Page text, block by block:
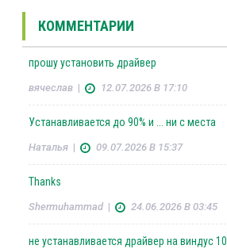
КОММЕНТАРИИ
прошу установить драйвер
вячеслав| 12.07.2026 В 17:10
Устанавливается до 90% и ... ни с места
Наталья| 09.07.2026 В 15:37
Thanks
Shermuhammad| 24.06.2026 В 03:45
не устанавливается драйвер на виндус 10.